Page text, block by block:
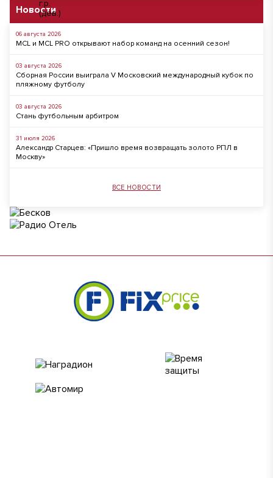
Новости
06 августа 2026
MCL и MCL PRO открывают набор команд на осенний сезон!
03 августа 2026
Сборная России выиграла V Московский международный кубок по
пляжному футболу
03 августа 2026
Стань футбольным арбитром
31 июля 2026
Александр Старцев: «Пришло время возвращать золото РПЛ в
Москву»
ВСЕ НОВОСТИ